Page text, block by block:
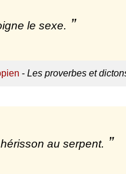
le sexe.
- Les proverbes et
au serpent.